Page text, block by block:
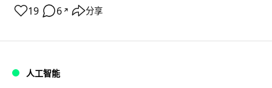
19 6 ↗ 分享
人工智能